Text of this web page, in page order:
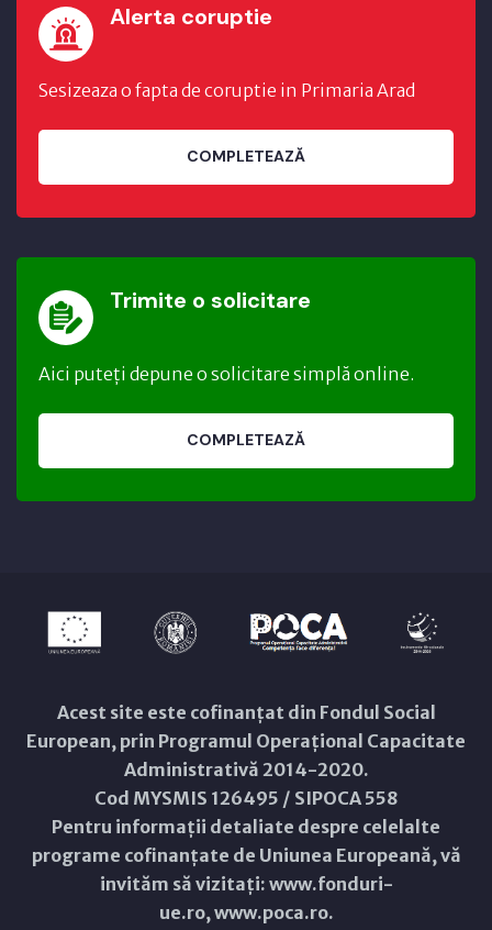
Alerta coruptie
Sesizeaza o fapta de coruptie in Primaria Arad
COMPLETEAZĂ
Trimite o solicitare
Aici puteți depune o solicitare simplă online.
COMPLETEAZĂ
Acest site este cofinanțat din Fondul Social
European, prin Programul Operațional Capacitate
Administrativă 2014-2020.
Cod MYSMIS 126495 / SIPOCA 558
Pentru informații detaliate despre celelalte
programe cofinanțate de Uniunea Europeană, vă
invităm să vizitați: www.fonduri-
ue.ro,www.poca.ro.